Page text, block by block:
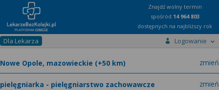
Znajdź wolny termin
spośród 14 964 803
dostępnych na najbliższy rok
Dla Lekarza Logowanie
zmień
zmień